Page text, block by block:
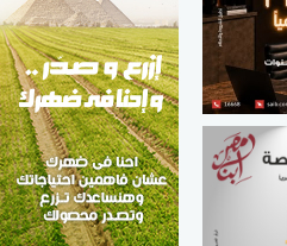
مواهب مصر